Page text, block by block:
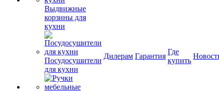
Выдвижные
корзины для
кухни
Посудосушители
для кухни
Дилерам Гарантия
Где
купить